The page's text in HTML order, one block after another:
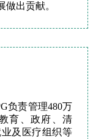
出贡献。
负责管理480万
育、政府、清
及医疗组织等